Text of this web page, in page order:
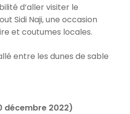
d’aller visiter le
Sidi Naji, une occasion
et coutumes locales.
entre les dunes de sable
décembre 2022)